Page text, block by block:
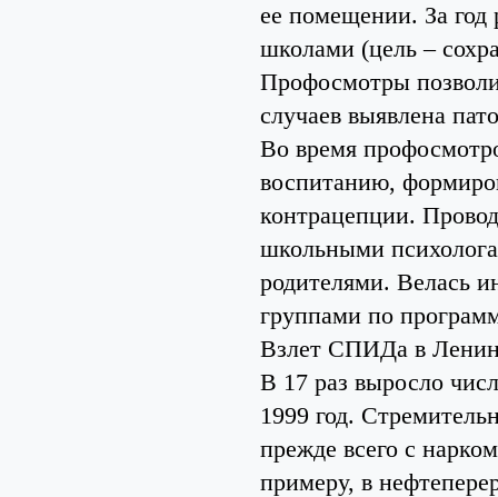
ее помещении. За год
школами (цель –
Профосмотры
случаев выявлена
Во время
воспитанию,
контрацепции.
школьными
родителями. Велась
группами по
Взлет СПИДа в
В 17 раз выросло
1999 год.
прежде всего с
примеру, в